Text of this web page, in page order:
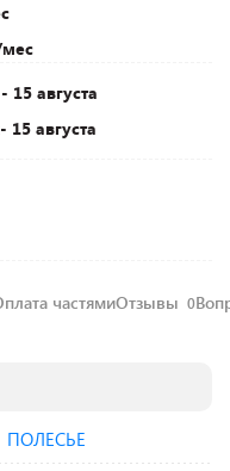
- 15 августа
- 15 августа
частямиОтзывы 0
ПОЛЕСЬЕ